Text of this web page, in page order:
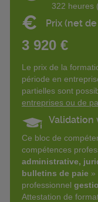
322 heures
€ Prix (net
3 920 €
Le prix de la
période en
partielles sont
entreprises ou de
Validation
Ce bloc de
compétences
administrative,
bulletins de paie »
professionnel
Attestation de